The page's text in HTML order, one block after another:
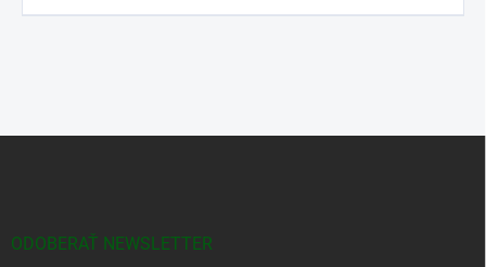
ODOBERAŤ NEWSLETTER